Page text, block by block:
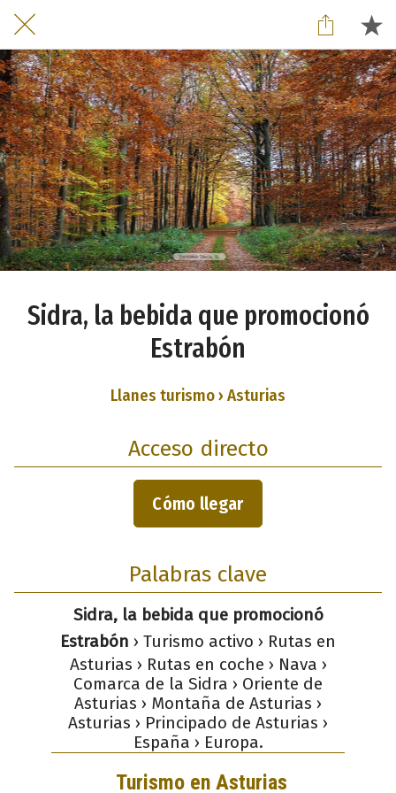
Sidra, la bebida que promocionó
Estrabón
Llanes turismo › Asturias
Acceso directo
Cómo llegar
Palabras clave
Sidra, la bebida que promocionó
Estrabón › Turismo activo › Rutas en
Asturias › Rutas en coche › Nava ›
Comarca de la Sidra › Oriente de
Asturias › Montaña de Asturias ›
Asturias › Principado de Asturias ›
España › Europa.